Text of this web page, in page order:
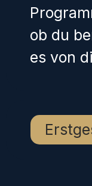
ob du
es von